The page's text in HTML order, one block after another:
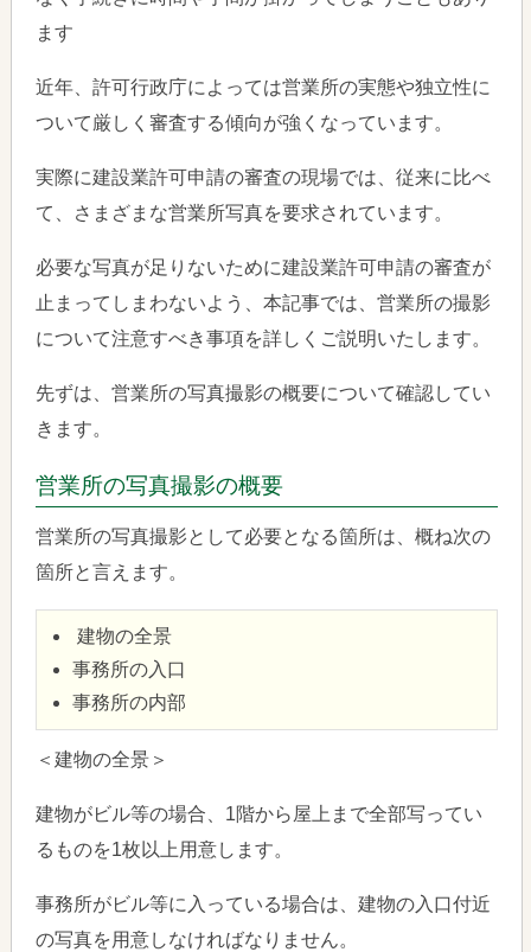
ます
近年、許可行政庁によっては営業所の実態や独立性に
ついて厳しく審査する傾向が強くなっています。
実際に建設業許可申請の審査の現場では、従来に比べ
て、さまざまな営業所写真を要求されています。
必要な写真が足りないために建設業許可申請の審査が
止まってしまわないよう、本記事では、営業所の撮影
について注意すべき事項を詳しくご説明いたします。
先ずは、営業所の写真撮影の概要について確認してい
きます。
営業所の写真撮影の概要
営業所の写真撮影として必要となる箇所は、概ね次の
箇所と言えます。
建物の全景
事務所の入口
事務所の内部
＜建物の全景＞
建物がビル等の場合、1階から屋上まで全部写ってい
るものを1枚以上用意します。
事務所がビル等に入っている場合は、建物の入口付近
の写真を用意しなければなりません。